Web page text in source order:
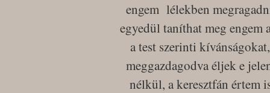
engem lélekben
egyedül taníthat meg engem
a test szerinti
meggazdagodva éljek e
nélkül, a keresztfán értem